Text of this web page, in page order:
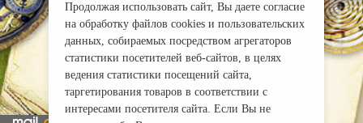
О нас |
Правила
mirprognoz@mail.ru
Продолжая использовать сайт, Вы даете согласие
на обработку файлов cookies и пользовательских
данных, собираемых посредством агрегаторов
статистики посетителей веб-сайтов, в целях
ведения статистики посещений сайта,
таргетирования товаров в соответствии с
интересами посетителя сайта. Если Вы не